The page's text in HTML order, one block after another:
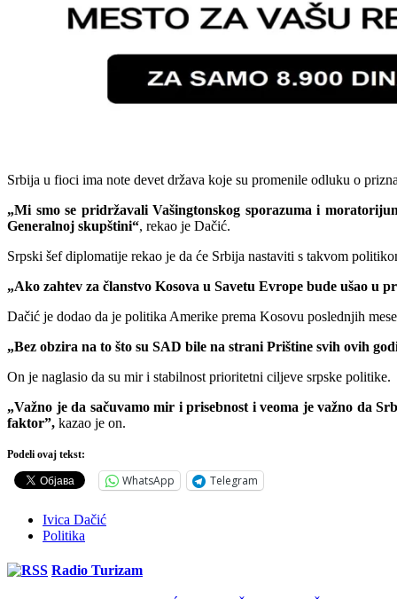
Srbija u fioci ima note devet država koje su promenile odluku o
„Mi smo se pridržavali Vašingtonskog sporazuma i
Generalnoj skupštini“, rekao je Dačić.
Srpski šef diplomatije rekao je da će Srbija nastaviti s takvom
„Ako zahtev za članstvo Kosova u Savetu Evrope bude ušao u
Dačić je dodao da je politika Amerike prema Kosovu poslednjih
„Bez obzira na to što su SAD bile na strani Prištine svih ovih
On je naglasio da su mir i stabilnost prioritetni ciljeve srpske politike.
„Važno je da sačuvamo mir i prisebnost i veoma je važno da
faktor”, kazao je on.
Podeli ovaj tekst:
WhatsApp Telegram
Ivica Dačić
Politika
Radio Turizam